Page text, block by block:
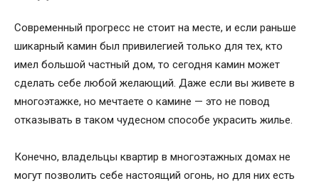
Современный прогресс не стоит на месте, и если раньше
шикарный камин был привилегией только для тех, кто
имел большой частный дом, то сегодня камин может
сделать себе любой желающий. Даже если вы живете в
многоэтажке, но мечтаете о камине — это не повод
отказывать в таком чудесном способе украсить жилье.
Конечно, владельцы квартир в многоэтажных домах не
могут позволить себе настоящий огонь, но для них есть